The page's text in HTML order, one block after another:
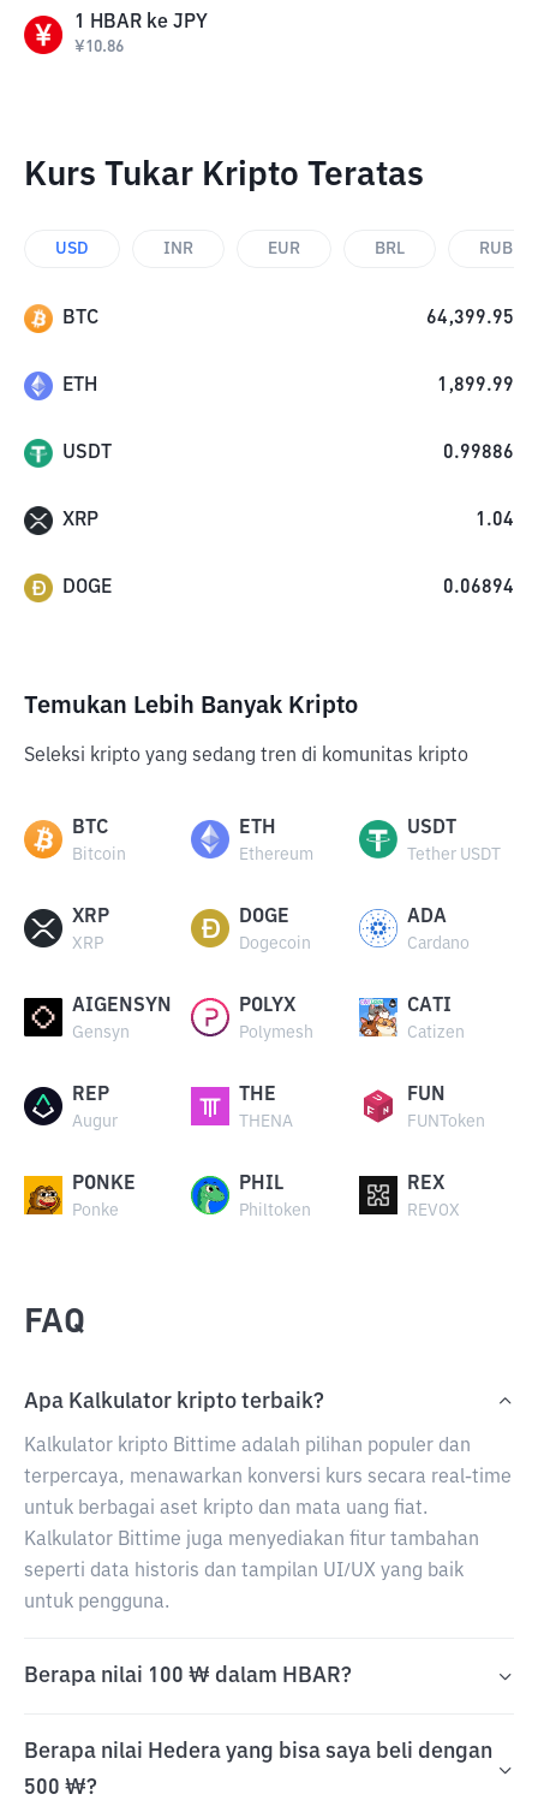
1 HBAR ke JPY
¥10.86
Kurs Tukar Kripto Teratas
USD INR EUR BRL RUB
BTC 64,399.95
ETH 1,899.99
USDT 0.99886
XRP 1.04
DOGE 0.06894
Temukan Lebih Banyak Kripto
Seleksi kripto yang sedang tren di komunitas kripto
BTC
Bitcoin
ETH
Ethereum
USDT
Tether USDT
XRP
XRP
DOGE
Dogecoin
ADA
Cardano
AIGENSYN
Gensyn
POLYX
Polymesh
CATI
Catizen
REP
Augur
THE
THENA
FUN
FUNToken
PONKE
Ponke
PHIL
Philtoken
REX
REVOX
FAQ
Apa Kalkulator kripto terbaik?
Kalkulator kripto Bittime adalah pilihan populer dan
terpercaya, menawarkan konversi kurs secara real-time
untuk berbagai aset kripto dan mata uang fiat.
Kalkulator Bittime juga menyediakan fitur tambahan
seperti data historis dan tampilan UI/UX yang baik
untuk pengguna.
Berapa nilai 100 ₩ dalam HBAR?
Berapa nilai Hedera yang bisa saya beli dengan
500 ₩?